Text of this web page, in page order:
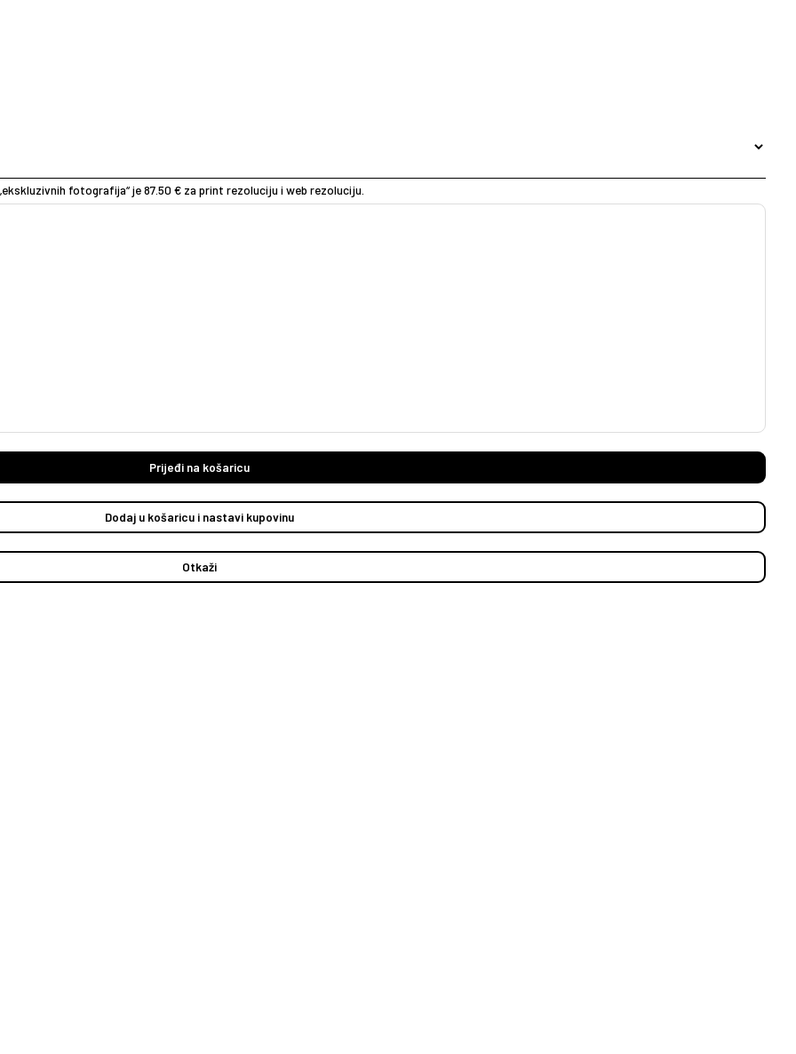
fotografija“ je 87.50 € za print rezoluciju i web rezoluciju.
Prijeđi na košaricu
Dodaj u košaricu i nastavi kupovinu
Otkaži